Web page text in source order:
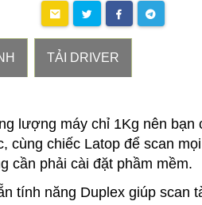
TẢI DRIVER
lượng máy chỉ 1Kg nên bạn
cùng chiếc Latop để scan
cần phải cài đặt phầm mềm.
tính năng Duplex giúp scan